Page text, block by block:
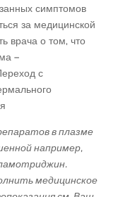
симптомов
за медицинской
врача о том, что
–
с
в плазме
например,
медицинское